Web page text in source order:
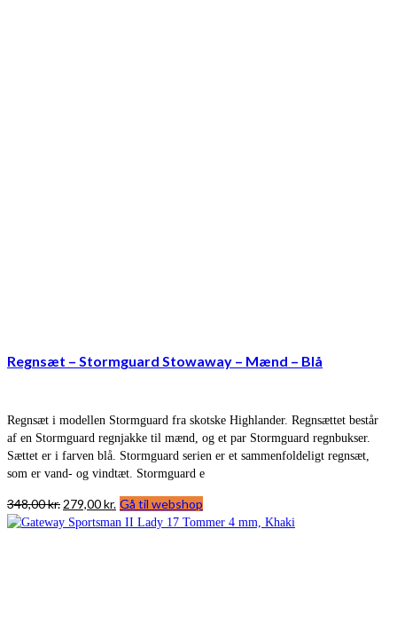
Regnsæt – Stormguard Stowaway – Mænd – Blå
Regnsæt i modellen Stormguard fra skotske Highlander. Regnsættet består
af en Stormguard regnjakke til mænd, og et par Stormguard regnbukser.
Sættet er i farven blå. Stormguard serien er et sammenfoldeligt regnsæt,
som er vand- og vindtæt. Stormguard e
348,00kr. Den
oprindelige
279,00kr. Den
aktuelle
Gå til webshop